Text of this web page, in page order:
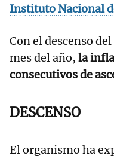
Instituto Nacional
Con el descenso
mes del año, la
consecutivos de
DESCENSO
El organismo ha